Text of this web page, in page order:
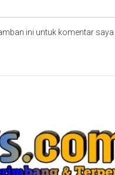
ini untuk komentar saya